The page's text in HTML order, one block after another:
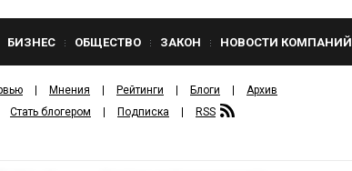
БИЗНЕС ОБЩЕСТВО ЗАКОН НОВОСТИ КОМПАНИЙ
Мнения Рейтинги Блоги
Архив
Стать блогером Подписка RSS